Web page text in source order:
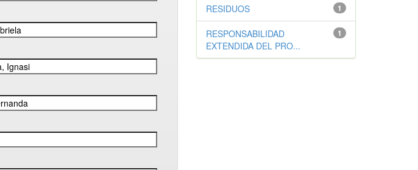
1
RESIDUOS
1
RESPONSABILIDAD
EXTENDIDA DEL PRO...